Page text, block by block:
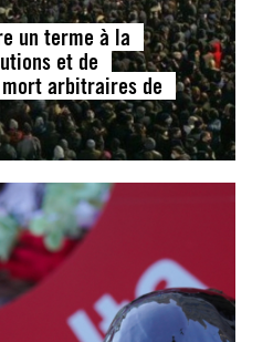
un terme à la
et de
arbitraires de